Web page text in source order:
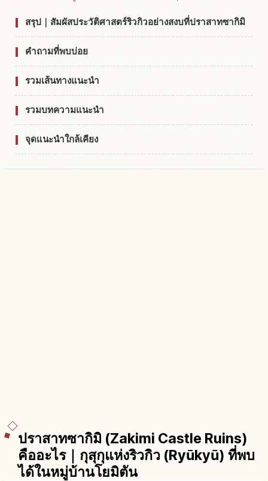
สรุป｜สัมผัสประวัติศาสตร์ริวกิวอย่างสงบที่ปราสาทซากิมิ
คำถามที่พบบ่อย
รวมเส้นทางแนะนำ
รวมบทความแนะนำ
จุดแนะนำใกล้เคียง
ปราสาทซากิมิ (Zakimi Castle Ruins)
คืออะไร｜กุสุกุแห่งริวกิว (Ryūkyū) ที่พบ
ได้ในหมู่บ้านโยมิตัน